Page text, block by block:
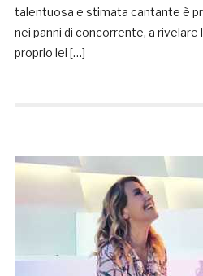
talentuosa e stimata cantante è
nei panni di concorrente, a rivelare
proprio lei […]